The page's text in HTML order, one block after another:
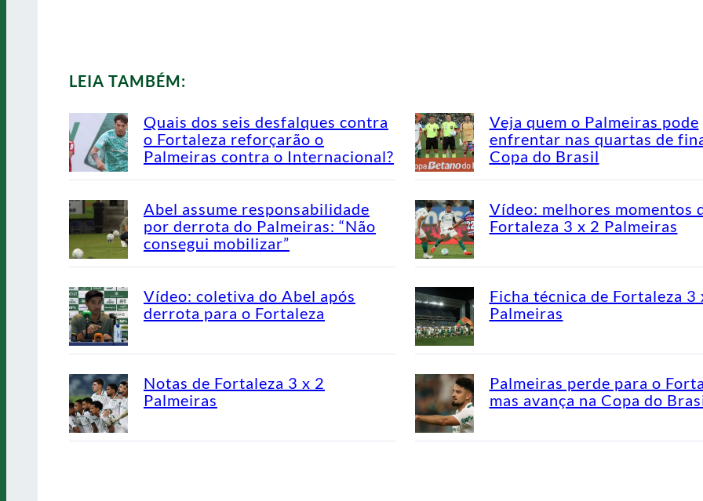
LEIA TAMBÉM:
Quais dos seis desfalques contra
o Fortaleza reforçarão o
Palmeiras contra o Internacional?
Veja quem o Palmeiras pode
enfrentar nas quartas de
Copa do Brasil
Abel assume responsabilidade
por derrota do Palmeiras: “Não
consegui mobilizar”
Vídeo: melhores momentos
Fortaleza 3 x 2 Palmeiras
Vídeo: coletiva do Abel após
derrota para o Fortaleza
Ficha técnica de Fortaleza 3
Palmeiras
Notas de Fortaleza 3 x 2
Palmeiras
Palmeiras perde para o
mas avança na Copa do